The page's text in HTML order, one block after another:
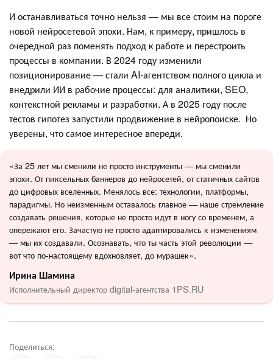
И останавливаться точно нельзя — мы все стоим на пороге
новой нейросетевой эпохи. Нам, к примеру, пришлось в
очередной раз поменять подход к работе и перестроить
процессы в компании. В 2024 году изменили
позиционирование — стали AI-агентством полного цикла и
внедрили ИИ в рабочие процессы: для аналитики, SEO,
контекстной рекламы и разработки. А в 2025 году после
тестов гипотез запустили продвижение в нейропоиске. Но
уверены, что самое интересное впереди.
«За 25 лет мы сменили не просто инструменты — мы сменили
эпохи. От пиксельных баннеров до нейросетей, от статичных сайтов
до цифровых вселенных. Менялось все: технологии, платформы,
парадигмы. Но неизменным оставалось главное — наше стремление
создавать решения, которые не просто идут в ногу со временем, а
опережают его. Зачастую не просто адаптировались к изменениям
— мы их создавали. Осознавать, что ты часть этой революции —
вот что по-настоящему вдохновляет, до мурашек».
Ирина Шамина
Исполнительный директор digital-агентства 1PS.RU
Поделиться: